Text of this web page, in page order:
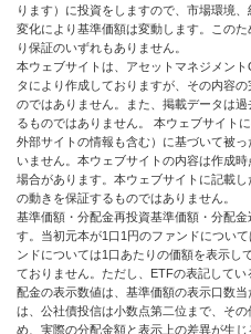
ります）に投資をしますので、市場環境
変化により基準価額は変動します。この
り保証のいずれもありません。
本ウェブサイトは、アセットマネジメン
タにより作成しておりますが、その内容
のではありません。また、掲載データは
るものではありません。 本ウェブサイト
外部サイトの情報も含む）に基づいて被
いません。本ウェブサイトの内容は作成
場合があります。本ウェブサイトに記載
の動きを保証するものではありません。
基準価額・分配金再投資基準価額・分配
す。当初元本が1口1円のファンドについ
ンドについては1口あたりの価額を表示し
ておりません。ただし、ETFの表記して
配金の表示数値は、基準価額の表示口数
は、公社債投信は小数点第二位まで、そ
め、実際の分配金額と表示上の差異が生じ